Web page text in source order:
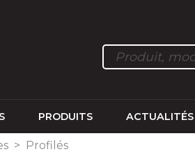
PRODUITS ACTUALITÉS
> Profilés